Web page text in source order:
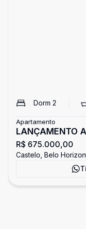
Dorm 2
Apartamento
LANÇAMENTO
SUITE-2VG
R$ 675.000,00
Castelo, Belo